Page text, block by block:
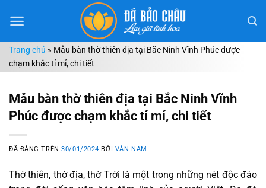
đến
dungTrang chủ » Mẫu bàn thờ thiên địa tại Bắc Ninh Vĩnh Phúc được
chạm khắc tỉ mỉ, chi tiết
Mẫu bàn thờ thiên địa tại Bắc Ninh Vĩnh
Phúc được chạm khắc tỉ mỉ, chi tiết
ĐÃ ĐĂNG TRÊN30/01/2024 BỞI VĂN NAM
Thờ thiên, thờ địa, thờ Trời là một trong những nét độc đáo